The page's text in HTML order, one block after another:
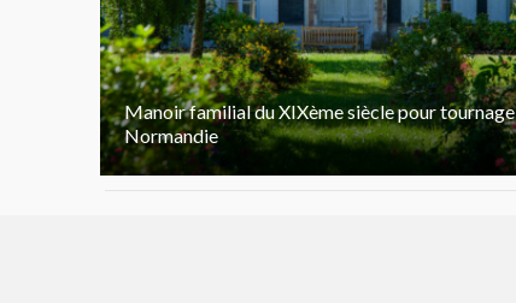
Manoir familial du XIXème siècle pour tournage
Normandie